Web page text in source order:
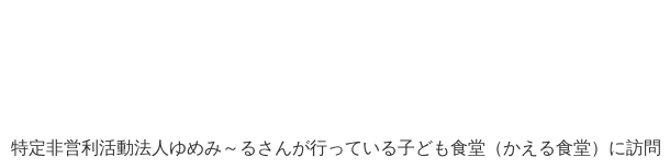
特定非営利活動法人ゆめみ～るさんが行っている子ども食堂（かえる食堂）に訪問